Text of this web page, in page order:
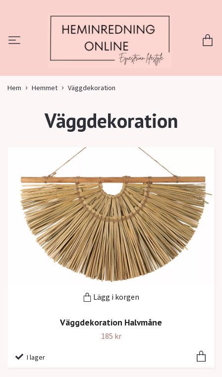
Hem Hemmet Väggdekoration
Väggdekoration
Lägg i korgen
Väggdekoration Halvmåne
185 kr
I lager